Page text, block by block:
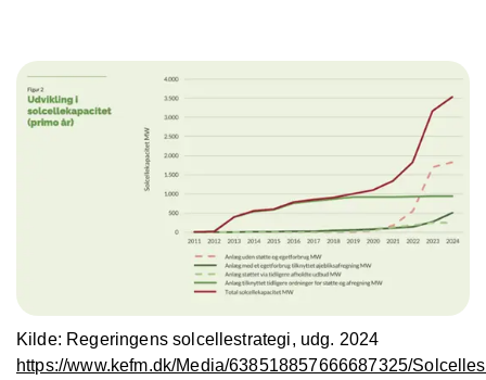
Kilde: Regeringens solcellestrategi, udg. 2024
https://www.kefm.dk/Media/638518857666687325/